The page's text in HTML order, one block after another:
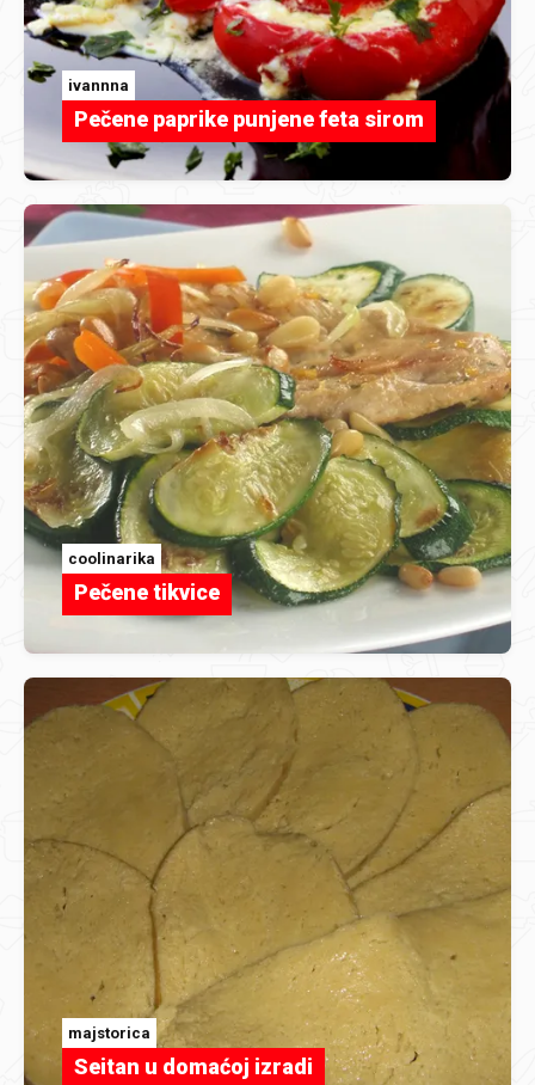
ivannna
Pečene paprike punjene feta sirom
coolinarika
Pečene tikvice
majstorica
Seitan u domaćoj izradi